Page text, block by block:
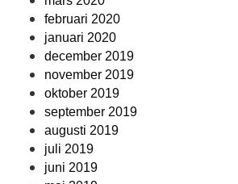
februari 2020
januari 2020
december 2019
november 2019
oktober 2019
september 2019
augusti 2019
juli 2019
juni 2019